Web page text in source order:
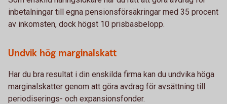
inbetalningar till egna pensionsförsäkringar med 35 procent
av inkomsten, dock högst 10 prisbasbelopp.
Undvik hög marginalskatt
Har du bra resultat i din enskilda firma kan du undvika höga
marginalskatter genom att göra avdrag för avsättning till
periodiserings- och expansionsfonder.